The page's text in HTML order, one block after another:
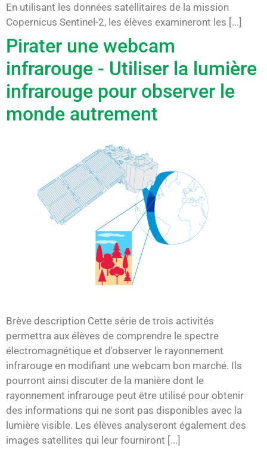
En utilisant les données satellitaires de la mission
Copernicus Sentinel-2, les élèves examineront les [...]
Pirater une webcam
infrarouge - Utiliser la lumière
infrarouge pour observer le
monde autrement
Brève description Cette série de trois activités
permettra aux élèves de comprendre le spectre
électromagnétique et d'observer le rayonnement
infrarouge en modifiant une webcam bon marché. Ils
pourront ainsi discuter de la manière dont le
rayonnement infrarouge peut être utilisé pour obtenir
des informations qui ne sont pas disponibles avec la
lumière visible. Les élèves analyseront également des
images satellites qui leur fourniront [...]